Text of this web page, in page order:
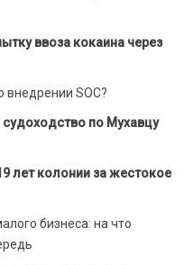
ввоза кокаина через
внедрении SOC?
по Мухавцу
лет колонии за жестокое
бизнеса: на что